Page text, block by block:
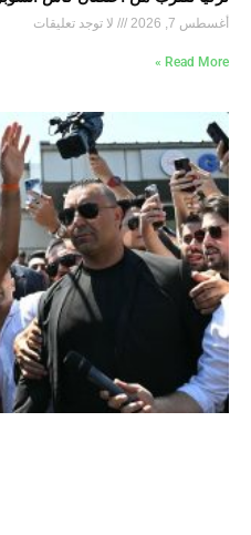
أغسطس 7, 2026 لا توجد تعليقات
Read More »